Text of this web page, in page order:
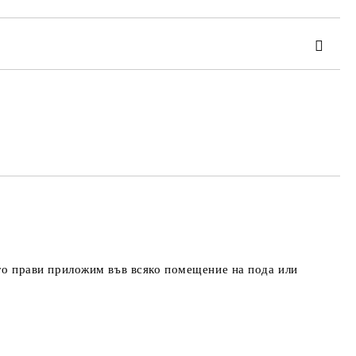
прави приложим във всяко помещение на пода или